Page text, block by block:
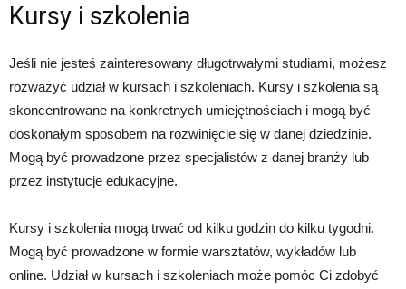
Kursy i szkolenia
Jeśli nie jesteś zainteresowany długotrwałymi studiami, możesz
rozważyć udział w kursach i szkoleniach. Kursy i szkolenia są
skoncentrowane na konkretnych umiejętnościach i mogą być
doskonałym sposobem na rozwinięcie się w danej dziedzinie.
Mogą być prowadzone przez specjalistów z danej branży lub
przez instytucje edukacyjne.
Kursy i szkolenia mogą trwać od kilku godzin do kilku tygodni.
Mogą być prowadzone w formie warsztatów, wykładów lub
online. Udział w kursach i szkoleniach może pomóc Ci zdobyć